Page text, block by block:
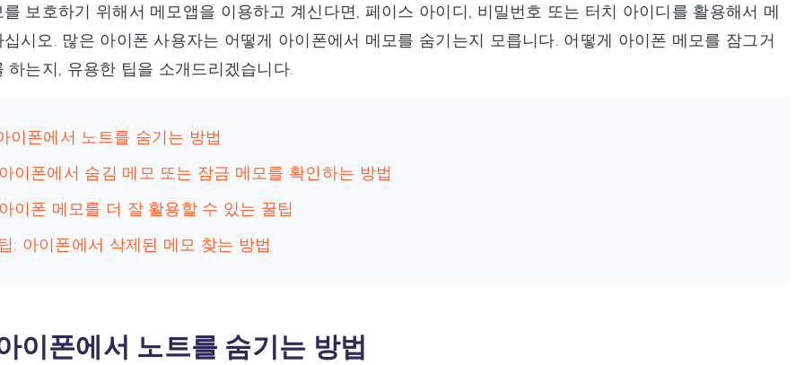
를 보호하기 위해서 메모앱을 이용하고 계신다면, 페이스 아이디, 비밀번호 또는 터치 아이디를 활용해서 메
십시오. 많은 아이폰 사용자는 어떻게 아이폰에서 메모를 숨기는지 모릅니다. 어떻게 아이폰 메모를 잠그거
하는지, 유용한 팁을 소개드리겠습니다.
이폰에서 노트를 숨기는 방법
이폰에서 숨김 메모 또는 잠금 메모를 확인하는 방법
이폰 메모를 더 잘 활용할 수 있는 꿀팁
: 아이폰에서 삭제된 메모 찾는 방법
이폰에서 노트를 숨기는 방법